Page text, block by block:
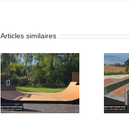
Articles similaires
Skatepark de
Ghisonaccia
(Corse 2B)